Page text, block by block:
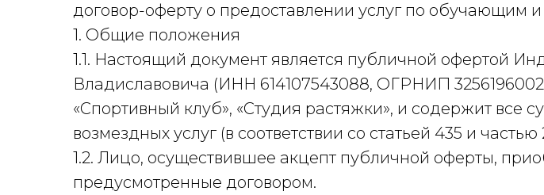
договор-оферту о предоставлении услуг по обучающим
1. Общие положения
1.1. Настоящий документ является публичной офертой
Владиславовича (ИНН 614107543088, ОГРНИП
«Спортивный клуб», «Студия растяжки», и содержит все
возмездных услуг (в соответствии со статьей 435 и
1.2. Лицо, осуществившее акцепт публичной оферты,
предусмотренные договором.